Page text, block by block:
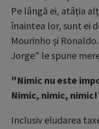
Pe lângă ei, atâția
înaintea lor, sunt ei
Mourinho și
Jorge" le spune
"Nimic nu este
Nimic, nimic,
Inclusiv eludarea